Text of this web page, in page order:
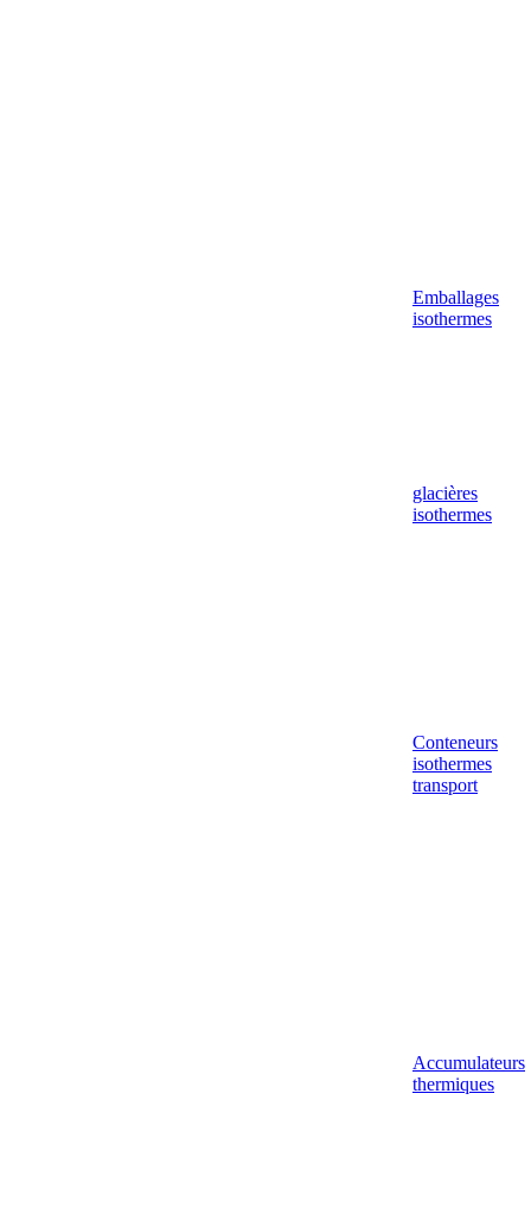
Emballages
isothermes
glacières
isothermes
Conteneurs
isothermes
transport
Accumulateurs
thermiques